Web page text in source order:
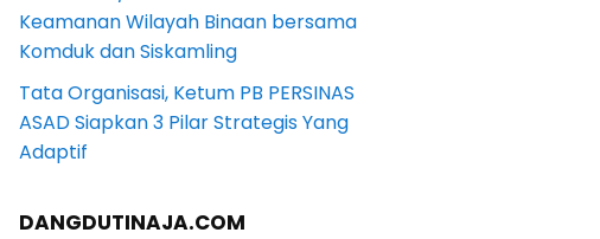
Keamanan Wilayah Binaan bersama
Komduk dan Siskamling
Tata Organisasi, Ketum PB PERSINAS
ASAD Siapkan 3 Pilar Strategis Yang
Adaptif
DANGDUTINAJA.COM